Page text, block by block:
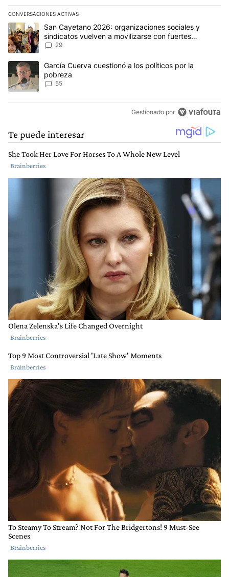
CONVERSACIONES ACTIVAS
Este listado muestra los artículos con más comentarios en los
Un artículo de tendencia con el título "San Cayetano 2026:
San Cayetano 2026: organizaciones sociales y
sindicatos vuelven a movilizarse con fuertes
reclamos al Gobierno
29
Un artículo de tendencia con el título "García Cuerva cuestionó
García Cuerva cuestionó a los políticos por la
pobreza
55
Gestionado por